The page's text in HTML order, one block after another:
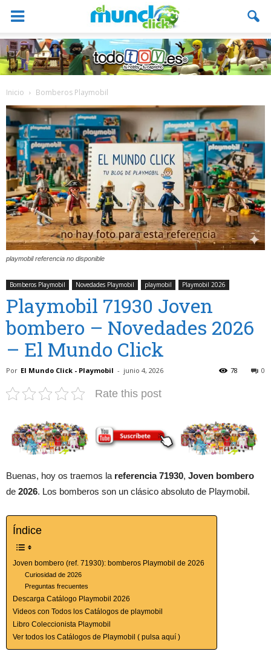
Inicio Bomberos Playmobil
playmobil referencia no disponible
Bomberos Playmobil Novedades Playmobil playmobil Playmobil 2026
Playmobil 71930 Joven
bombero – Novedades 2026
– El Mundo Click
Por El Mundo Click - Playmobil - junio 4, 2026 0
78
Rate this post
Buenas, hoy os traemos la referencia 71930, Joven bombero
de 2026. Los bomberos son un clásico absoluto de Playmobil.
Índice
Joven bombero (ref. 71930): bomberos Playmobil de 2026
Curiosidad de 2026
Preguntas frecuentes
Descarga Catálogo Playmobil 2026
Videos con Todos los Catálogos de playmobil
Libro Coleccionista Playmobil
Ver todos los Catálogos de Playmobil ( pulsa aquí )